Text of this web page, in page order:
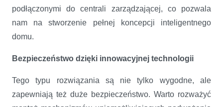
podłączonymi do centrali zarządzającej, co pozwala
nam na stworzenie pełnej koncepcji inteligentnego
domu.
Bezpieczeństwo dzięki innowacyjnej technologii
Tego typu rozwiązania są nie tylko wygodne, ale
zapewniają też duże bezpieczeństwo. Warto rozważyć